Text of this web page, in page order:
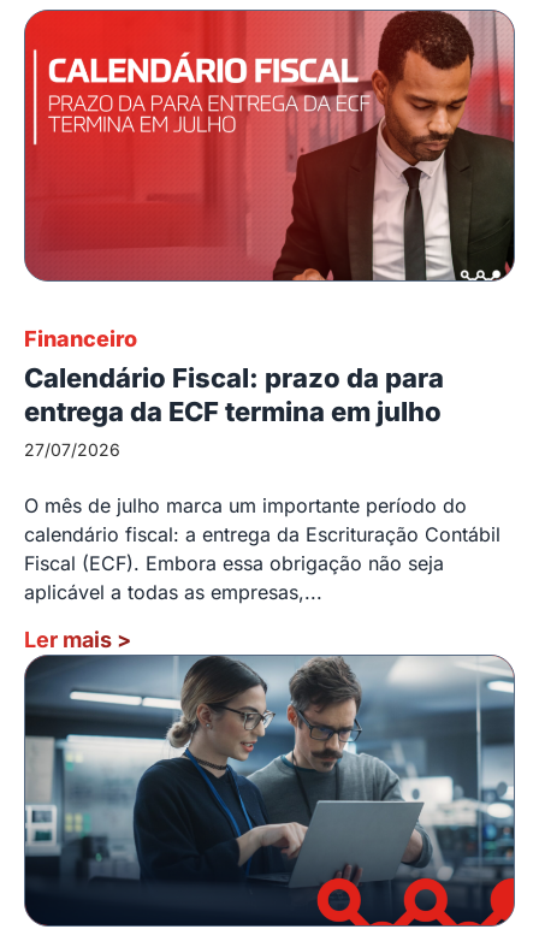
Financeiro
Calendário Fiscal: prazo da para
entrega da ECF termina em julho
27/07/2026
O mês de julho marca um importante período do
calendário fiscal: a entrega da Escrituração Contábil
Fiscal (ECF). Embora essa obrigação não seja
aplicável a todas as empresas,...
Ler mais >